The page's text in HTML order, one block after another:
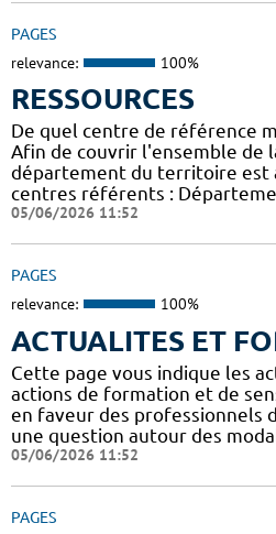
PAGES
relevance: 100%
RESSOURCES
De quel centre de référence
Afin de couvrir l'ensemble de
département du territoire est
centres référents :
05/06/2026 11:52
PAGES
relevance: 100%
ACTUALITES ET
Cette page vous indique les
actions de formation et de
en faveur des professionnels
une question autour des
05/06/2026 11:52
PAGES